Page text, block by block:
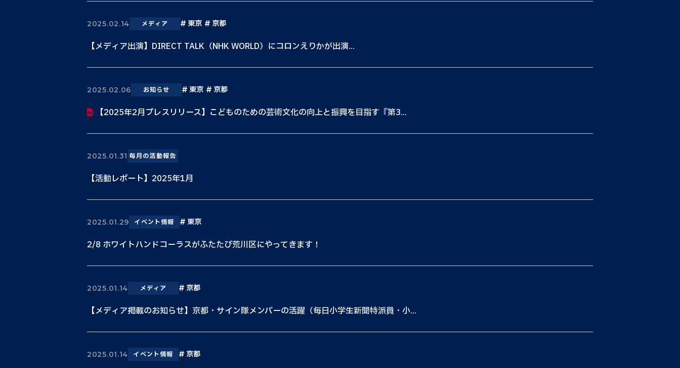
2025.02.14 メディア 東京 京都
【メディア出演】DIRECT TALK（NHK WORLD）にコロンえりかが出演...
2025.02.06 お知らせ 東京 京都
【2025年2月プレスリリース】こどものための芸術文化の向上と振興を目指す『第3...
2025.01.31 毎月の活動報告
【活動レポート】2025年1月
2025.01.29 イベント情報 東京
2/8 ホワイトハンドコーラスがふたたび荒川区にやってきます！
2025.01.14 メディア 京都
【メディア掲載のお知らせ】京都・サイン隊メンバーの活躍（毎日小学生新聞特派員・小...
2025.01.14 イベント情報 京都